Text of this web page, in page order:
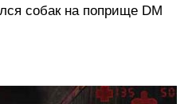
собак на поприще DM